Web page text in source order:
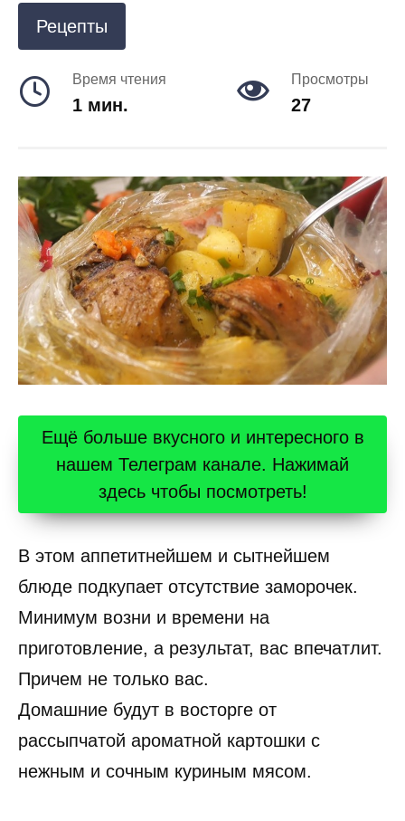
Рецепты
Время чтения
1 мин.
Просмотры
27
Ещё больше вкусного и интересного в
нашем Телеграм канале. Нажимай
здесь чтобы посмотреть!
В этом аппетитнейшем и сытнейшем
блюде подкупает отсутствие заморочек.
Минимум возни и времени на
приготовление, а результат, вас впечатлит.
Причем не только вас.
Домашние будут в восторге от
рассыпчатой ароматной картошки с
нежным и сочным куриным мясом.